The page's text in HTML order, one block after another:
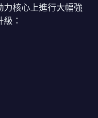
核心上進行大幅強
：